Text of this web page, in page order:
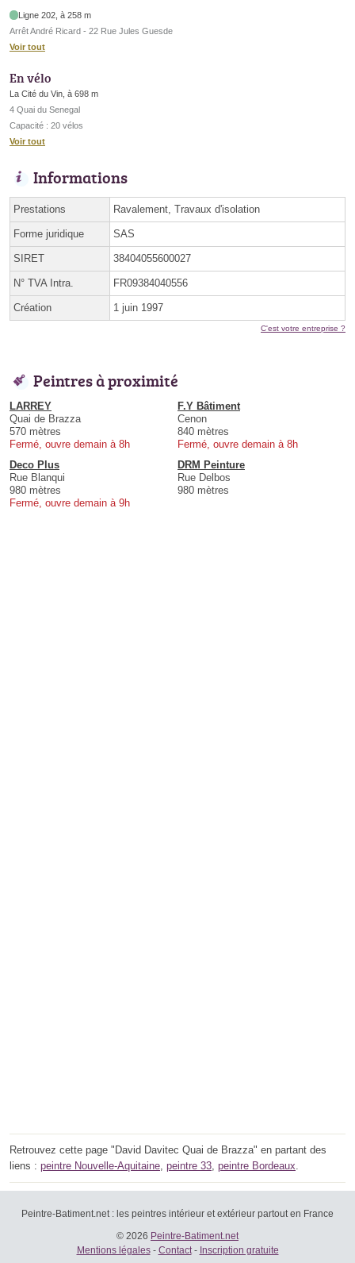
Ligne 202, à 258 m
Arrêt André Ricard - 22 Rue Jules Guesde
Voir tout
En vélo
La Cité du Vin, à 698 m
4 Quai du Senegal
Capacité : 20 vélos
Voir tout
Informations
Prestations Ravalement, Travaux d'isolation
Forme juridique SAS
SIRET 38404055600027
N° TVA Intra. FR09384040556
Création 1 juin 1997
C'est votre entreprise ?
Peintres à proximité
LARREY
Quai de Brazza
570 mètres
Fermé, ouvre demain à 8h
F.Y Bâtiment
Cenon
840 mètres
Fermé, ouvre demain à 8h
Deco Plus
Rue Blanqui
980 mètres
Fermé, ouvre demain à 9h
DRM Peinture
Rue Delbos
980 mètres
Retrouvez cette page "David Davitec Quai de Brazza" en partant des
liens : peintre Nouvelle-Aquitaine, peintre 33, peintre Bordeaux.
Peintre-Batiment.net : les peintres intérieur et extérieur partout en France
© 2026 Peintre-Batiment.net
Mentions légales- Contact- Inscription gratuite